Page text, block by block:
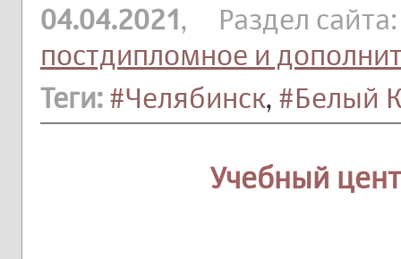
04.04.2021, Раздел
постдипломное и
Теги: #Челябинск, #Белый
Учебный